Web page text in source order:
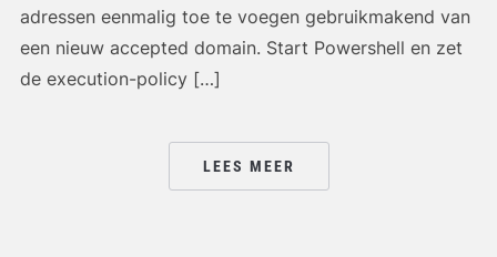
adressen eenmalig toe te voegen gebruikmakend van
een nieuw accepted domain. Start Powershell en zet
de execution-policy […]
LEES MEER